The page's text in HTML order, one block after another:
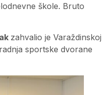
škole. Bruto
zahvalio je Varaždinskoj
sportske dvorane